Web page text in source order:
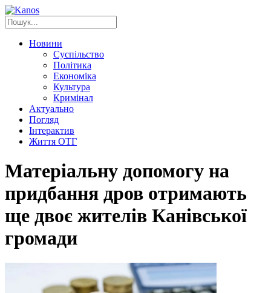
Новини
Суспільство
Політика
Економіка
Культура
Кримінал
Актуально
Погляд
Інтерактив
Життя ОТГ
Матеріальну допомогу на
придбання дров отримають
ще двоє жителів Канівської
громади